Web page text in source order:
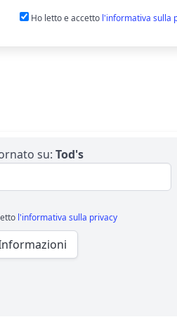
Ho letto e accetto l'informativa sulla
su: Tod's
l'informativa sulla privacy